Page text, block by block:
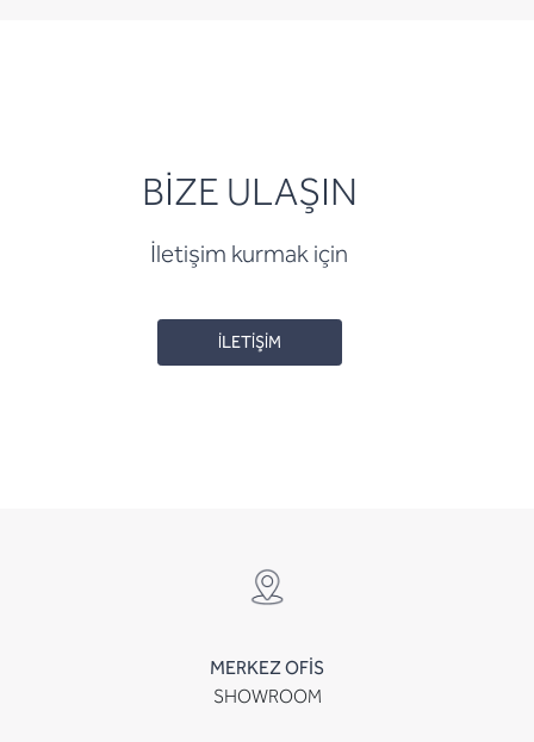
BİZE ULAŞIN
İletişim kurmak için
İLETİŞİM
MERKEZ OFİS
SHOWROOM